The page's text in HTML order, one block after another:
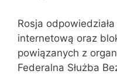
Rosja
internetową oraz
powiązanych z
Federalna Służba